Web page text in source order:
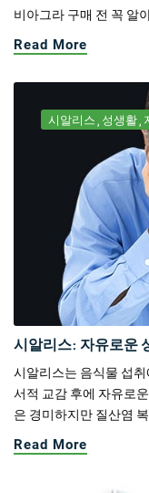
비아그라 구매 전 꼭 알
Read More
시알리스 성생활
시알리스: 자유로운
시알리스는 음식물 섭
서적 교감 후에 자유로
은 경미하지만 질산염
Read More